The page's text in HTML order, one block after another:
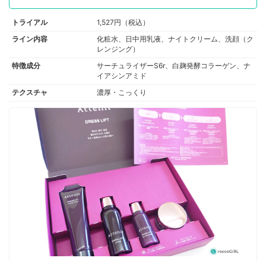
トライアル
1,527円（税込）
ライン内容
化粧水、日中用乳液、ナイトクリーム、洗顔（ク
レンジング）
特徴成分
サーチュライザーS6r、白麹発酵コラーゲン、ナ
イアシンアミド
テクスチャ
濃厚・こっくり